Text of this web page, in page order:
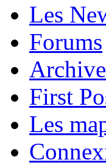
Les
Forums
First
Les